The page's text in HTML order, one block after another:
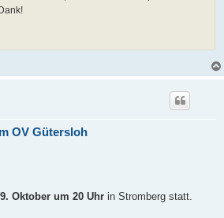
OV Gütersloh
Oktober um 20 Uhr in Stromberg statt.